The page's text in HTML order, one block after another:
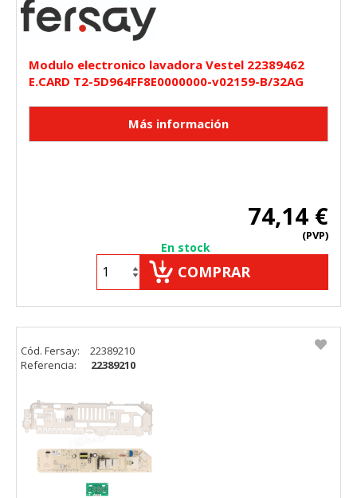
Modulo electronico lavadora Vestel 22389462
E.CARD T2-5D964FF8E0000000-v02159-B/32AG
74,14 €
(PVP)
En stock
COMPRAR
Cód. Fersay:
22389210
Referencia:
22389210